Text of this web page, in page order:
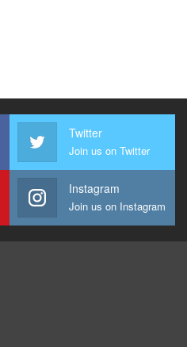
Twitter
Join us on Twitter
Instagram
Join us on Instagram